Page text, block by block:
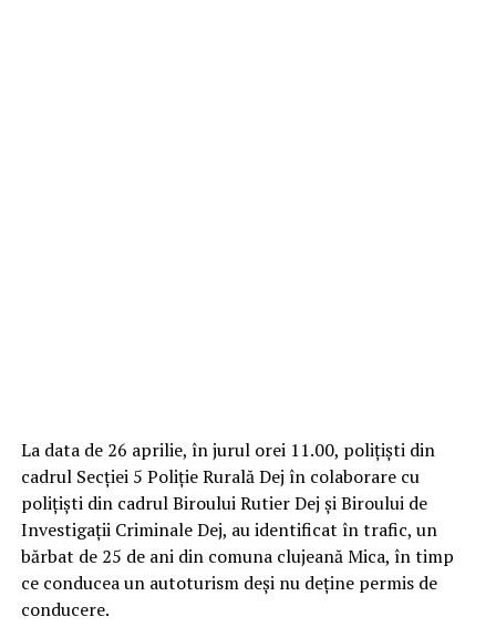
La data de 26 aprilie, în jurul orei 11.00, poliţişti din
cadrul Secţiei 5 Poliţie Rurală Dej în colaborare cu
poliţişti din cadrul Biroului Rutier Dej şi Biroului de
Investigaţii Criminale Dej, au identificat în trafic, un
bărbat de 25 de ani din comuna clujeană Mica, în timp
ce conducea un autoturism deşi nu deţine permis de
conducere.